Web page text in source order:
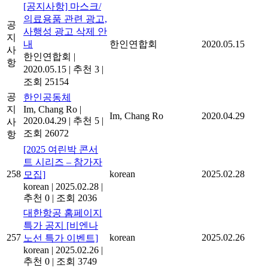
공
지
사
항
[공지사항] 마스크/
의료용품 관련 광고,
사행성 광고 삭제 안
내
한인연합회 |
2020.05.15 | 추천 3 |
조회 25154
한인연합회 2020.05.15
공
지
사
항
한인공동체
Im, Chang Ro |
2020.04.29 | 추천 5 |
조회 26072
Im, Chang Ro 2020.04.29
258
[2025 여린박 콘서
트 시리즈 – 참가자
모집]
korean | 2025.02.28 |
추천 0 | 조회 2036
korean 2025.02.28
257
대한항공 홈페이지
특가 공지 [비엔나
노선 특가 이벤트]
korean | 2025.02.26 |
추천 0 | 조회 3749
korean 2025.02.26